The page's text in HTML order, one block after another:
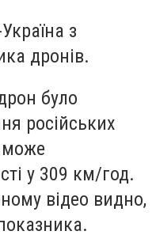
з
дронів.
було
російських
може
у 309 км/год.
відео видно,